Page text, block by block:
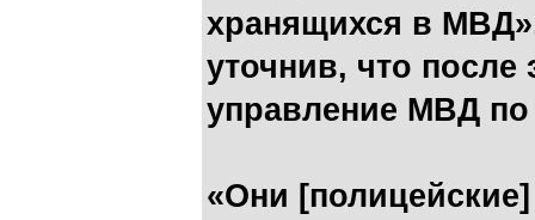
хранящихся в
уточнив, что после
управление МВД по
«Они